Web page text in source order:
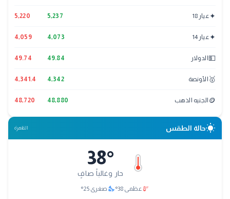
✦عيار 18 5,237
5,220
✦عيار 14 4,073
4,059
💵 الدولار 49.84
49.74
🥇 الأونصة 4,342
4,341.4
🪙 الجنيه الذهب 48,880
48,720
wb_sunnyحالة الطقس القاهرة
38°
حار وغالباً صافٍ
thermostatعظمى 38
°
nights_stay صغرى25
°